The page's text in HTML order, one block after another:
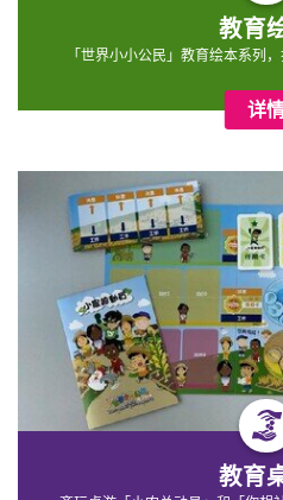
教育
「世界小小公民」教育绘本系列
详
教育